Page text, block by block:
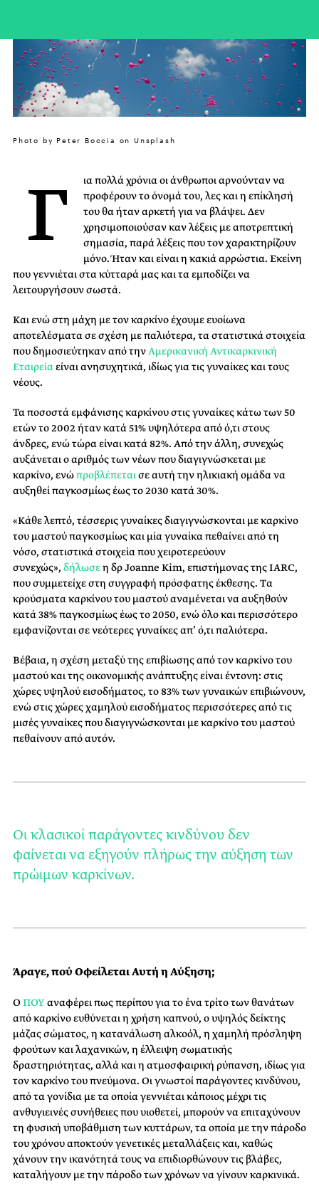
Photo by Peter Boccia on Unsplash
Γ
ια πολλά χρόνια οι άνθρωποι αρνούνταν να
προφέρουν το όνομά του, λες και η επίκλησή
του θα ήταν αρκετή για να βλάψει. Δεν
χρησιμοποιούσαν καν λέξεις με αποτρεπτική
σημασία, παρά λέξεις που τον χαρακτηρίζουν
μόνο. Ήταν και είναι η κακιά αρρώστια. Εκείνη
που γεννιέται στα κύτταρά μας και τα εμποδίζει να
λειτουργήσουν σωστά.
Και ενώ στη μάχη με τον καρκίνο έχουμε ευοίωνα
αποτελέσματα σε σχέση με παλιότερα, τα στατιστικά στοιχεία
που δημοσιεύτηκαν από τηνΑμερικανική Αντικαρκινική
Εταιρείαείναι ανησυχητικά, ιδίως για τις γυναίκες και τους
νέους.
Τα ποσοστά εμφάνισης καρκίνου στις γυναίκες κάτω των 50
ετών το 2002 ήταν κατά 51% υψηλότερα από ό,τι στους
άνδρες, ενώ τώρα είναι κατά 82%. Από την άλλη, συνεχώς
αυξάνεται ο αριθμός των νέων που διαγιγνώσκεται με
καρκίνο, ενώπροβλέπεταισε αυτή την ηλικιακή ομάδα να
αυξηθεί παγκοσμίως έως το 2030 κατά 30%.
«Κάθε λεπτό, τέσσερις γυναίκες διαγιγνώσκονται με καρκίνο
του μαστού παγκοσμίως και μία γυναίκα πεθαίνει από τη
νόσο, στατιστικά στοιχεία που χειροτερεύουν
συνεχώς», δήλωσεη δρ Joanne Kim, επιστήμονας της IARC,
που συμμετείχε στη συγγραφή πρόσφατης έκθεσης. Tα
κρούσματα καρκίνου του μαστού αναμένεται να αυξηθούν
κατά 38% παγκοσμίως έως το 2050, ενώ όλο και περισσότερο
εμφανίζονται σε νεότερες γυναίκες απ’ ό,τι παλιότερα.
Βέβαια, η σχέση μεταξύ της επιβίωσης από τον καρκίνο του
μαστού και της οικονομικής ανάπτυξης είναι έντονη: στις
χώρες υψηλού εισοδήματος, το 83% των γυναικών επιβιώνουν,
ενώ στις χώρες χαμηλού εισοδήματος περισσότερες από τις
μισές γυναίκες που διαγιγνώσκονται με καρκίνο του μαστού
πεθαίνουν από αυτόν.
Οι κλασικοί παράγοντες κινδύνου δεν
φαίνεται να εξηγούν πλήρως την αύξηση των
πρώιμων καρκίνων.
Άραγε, πού Οφείλεται Αυτή η Αύξηση;
ΟΠΟΥ αναφέρει πως περίπου για το ένα τρίτο των θανάτων
από καρκίνο ευθύνεται η χρήση καπνού, ο υψηλός δείκτης
μάζας σώματος, η κατανάλωση αλκοόλ, η χαμηλή πρόσληψη
φρούτων και λαχανικών, η έλλειψη σωματικής
δραστηριότητας, αλλά και η ατμοσφαιρική ρύπανση, ιδίως για
τον καρκίνο του πνεύμονα. Οι γνωστοί παράγοντες κινδύνου,
από τα γονίδια με τα οποία γεννιέται κάποιος μέχρι τις
ανθυγιεινές συνήθειες που υιοθετεί, μπορούν να επιταχύνουν
τη φυσική υποβάθμιση των κυττάρων, τα οποία με την πάροδο
του χρόνου αποκτούν γενετικές μεταλλάξεις και, καθώς
χάνουν την ικανότητά τους να επιδιορθώνουν τις βλάβες,
καταλήγουν με την πάροδο των χρόνων να γίνουν καρκινικά.